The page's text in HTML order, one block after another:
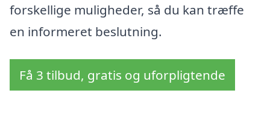
forskellige muligheder, så du kan træffe
en informeret beslutning.
Få 3 tilbud, gratis og uforpligtende